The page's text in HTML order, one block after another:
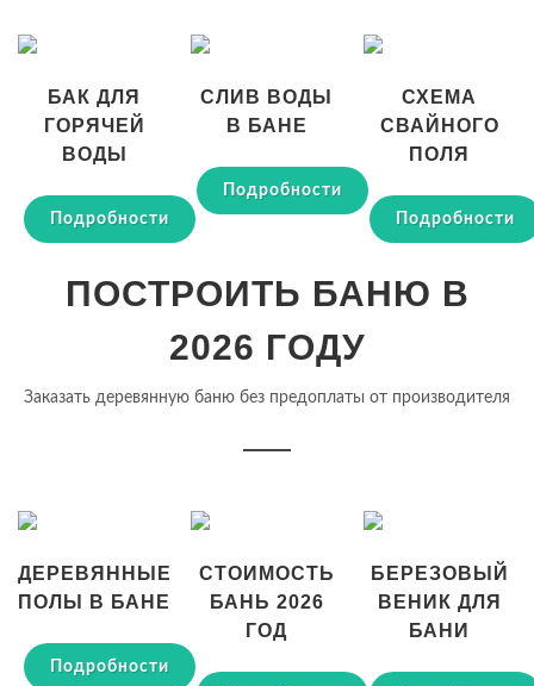
БАК ДЛЯ
ГОРЯЧЕЙ
ВОДЫ
Подробности
СЛИВ ВОДЫ
В БАНЕ
Подробности
СХЕМА
СВАЙНОГО
ПОЛЯ
Подробности
ПОСТРОИТЬ БАНЮ В
2026 ГОДУ
Заказать деревянную баню без предоплаты от производителя
ДЕРЕВЯННЫЕ
ПОЛЫ В БАНЕ
Подробности
СТОИМОСТЬ
БАНЬ 2026
ГОД
БЕРЕЗОВЫЙ
ВЕНИК ДЛЯ
БАНИ